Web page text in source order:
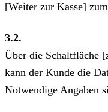
[Weiter zur Kasse]
3.2.
Über die Schaltfläche
kann der Kunde die
Notwendige Angaben